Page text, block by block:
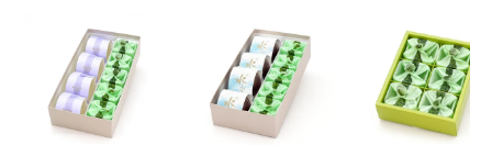
翌月には叔母のお誕生日に贈りました。
jun 1
非公開
投稿日
2023/06/21